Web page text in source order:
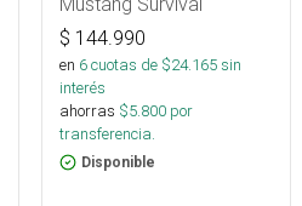
$ 144.990
en 6cuotas de $24.165sin
interés
ahorras $5.800 por
transferencia.
Disponible